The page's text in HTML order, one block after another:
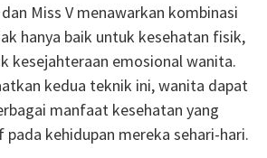
Miss V menawarkan kombinasi
hanya baik untuk kesehatan fisik,
kesejahteraan emosional wanita.
kedua teknik ini, wanita dapat
manfaat kesehatan yang
kehidupan mereka sehari-hari.